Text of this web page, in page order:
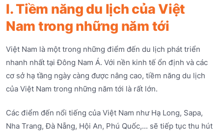
I. Tiềm năng du lịch của Việt
Nam trong những năm tới
Việt Nam là một trong những điểm đến du lịch phát triển
nhanh nhất tại Đông Nam Á. Với nền kinh tế ổn định và các
cơ sở hạ tầng ngày càng được nâng cao, tiềm năng du lịch
của Việt Nam trong những năm tới là rất lớn.
Các điểm đến nổi tiếng của Việt Nam như Hạ Long, Sapa,
Nha Trang, Đà Nẵng, Hội An, Phú Quốc,... sẽ tiếp tục thu hút